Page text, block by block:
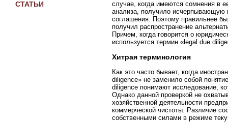
СТАТЬИ
случае, когда имеются сомнения в
анализа, получило исчерпывающую
соглашения. Поэтому правильнее
получил распространение
Причем, когда говорится о
используется термин «legal due
Хитрая терминология
Как это часто бывает, когда
diligence» не заменило собой
diligence понимают исследование,
Однако данной проверкой не
хозяйственной деятельности
коммерческой чистоты. Различие
собственными силами в режиме